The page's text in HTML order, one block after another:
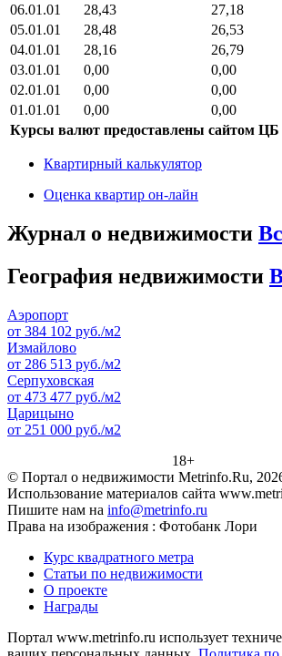
06.01.01
28,43
27,18
05.01.01
28,48
26,53
04.01.01
28,16
26,79
03.01.01
0,00
0,00
02.01.01
0,00
0,00
01.01.01
0,00
0,00
Курсы валют предоставлены сайтом
Квартирный калькулятор
Оценка квартир он-лайн
Журнал о недвижимости
География недвижимости
Аэропорт
от 384 102 руб./м2
Измайлово
от 286 513 руб./м2
Серпуховская
от 473 477 руб./м2
Царицыно
от 251 000 руб./м2
18+
© Портал о недвижимости Metrinfo.Ru,
Использование материалов сайта
Пишите нам на info@metrinfo.ru
Права на изображения : Фотобанк Лори
Курс квадратного метра
Статьи по недвижимости
О проекте
Награды
Портал www.metrinfo.ru использует